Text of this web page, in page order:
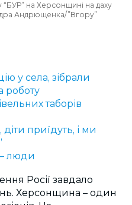
на Херсонщині на даху
Андрющенка/”Вгору”
у села, зібрали
роботу
таборів
приїдуть, і ми
– люди
Росії завдало
Херсонщина – один